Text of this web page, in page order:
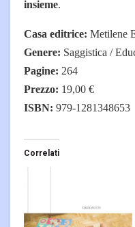
insieme.
Casa editrice: Metilene
Genere: Saggistica /
Pagine: 264
Prezzo: 19,00 €
ISBN: 979-1281348653
Correlati